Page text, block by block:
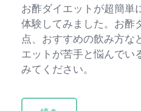
お酢ダイエットが超簡単
体験してみました。お酢
点、おすすめの飲み方な
エットが苦手と悩んでい
みてください。